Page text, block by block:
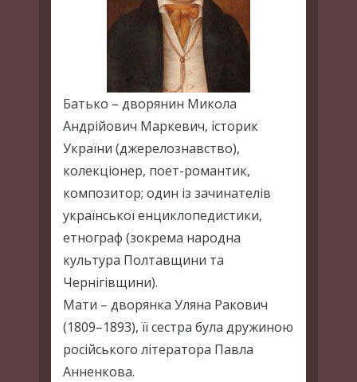
Батько – дворянин Микола
Андрійович Маркевич, історик
України (джерелознавство),
колекціонер, поет-романтик,
композитор; один із зачинателів
української енциклопедистики,
етнограф (зокрема народна
культура Полтавщини та
Чернігівщини).
Мати – дворянка Уляна Ракович
(1809–1893), її сестра була дружиною
російського літератора Павла
Анненкова.